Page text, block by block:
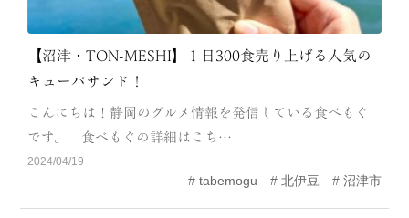
【沼津・TON-MESHI】１日300食売り上げる人気の
キューバサンド！
こんにちは！静岡のグルメ情報を発信している食べもぐ
です。 食べもぐの詳細はこち…
2024/04/19
tabemogu 北伊豆 沼津市